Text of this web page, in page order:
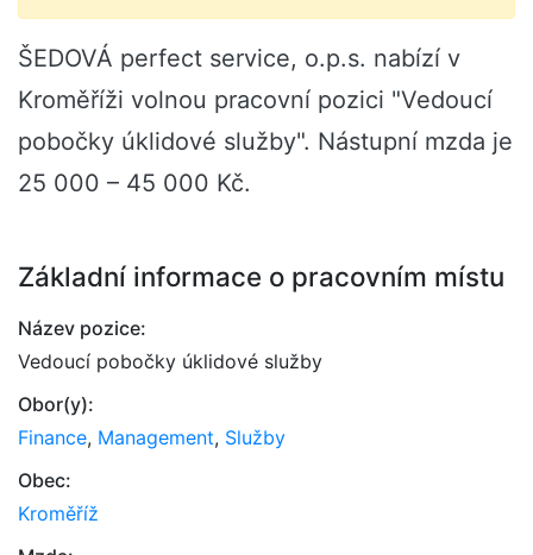
ŠEDOVÁ perfect service, o.p.s. nabízí v
Kroměříži volnou pracovní pozici "Vedoucí
pobočky úklidové služby". Nástupní mzda je
25 000 – 45 000 Kč.
Základní informace o pracovním místu
Název pozice:
Vedoucí pobočky úklidové služby
Obor(y):
Finance, Management, Služby
Obec:
Kroměříž